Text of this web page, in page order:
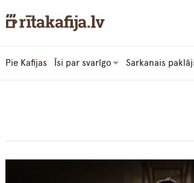
Pie Kafijas Īsi par svarīgo Sarkanais